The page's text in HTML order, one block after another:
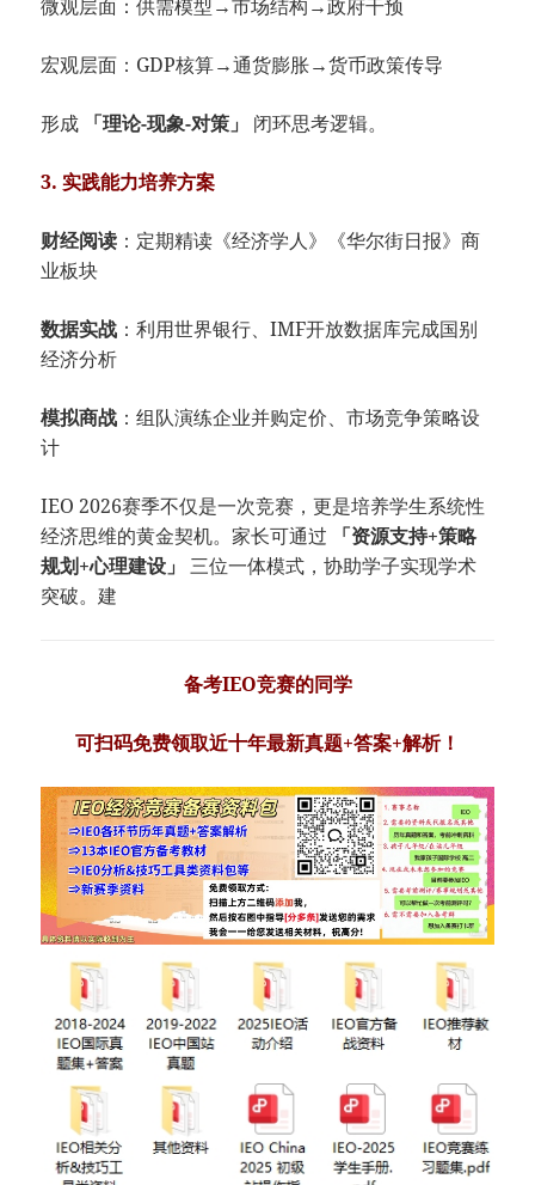
微观层面：供需模型→市场结构→政府干预
宏观层面：GDP核算→通货膨胀→货币政策传导
形成 ​ ​「理论-现象-对策」​ ​ 闭环思考逻辑。
​3. 实践能力培养方案​
​财经阅读​ ​：定期精读《经济学人》《华尔街日报》商
业板块
​数据实战​ ​：利用世界银行、IMF开放数据库完成国别
经济分析
​模拟商战​ ​：组队演练企业并购定价、市场竞争策略设
计
IEO 2026赛季不仅是一次竞赛，更是培养学生系统性
经济思维的黄金契机。家长可通过 ​
​「资源支持+策略
规划+心理建设」​ ​ 三位一体模式，协助学子实现学术
突破。建
备考IEO竞赛的同学
可扫码免费领取近十年最新真题+答案+解析！